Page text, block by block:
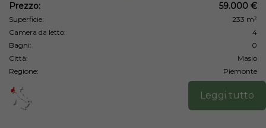
Prezzo: 59.000 €
Superficie:
233 m²
Camera da letto:
4
Bagni:
0
Città:
Masio
Regione:
Piemonte
Leggi tutto